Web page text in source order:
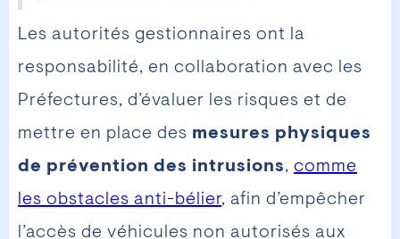
Les autorités gestionnaires ont la
responsabilité, en collaboration avec les
Préfectures, d’évaluer les risques et de
mettre en place des mesures physiques
de prévention des intrusions, comme
les obstacles anti-bélier, afin d’empêcher
l’accès de véhicules non autorisés aux